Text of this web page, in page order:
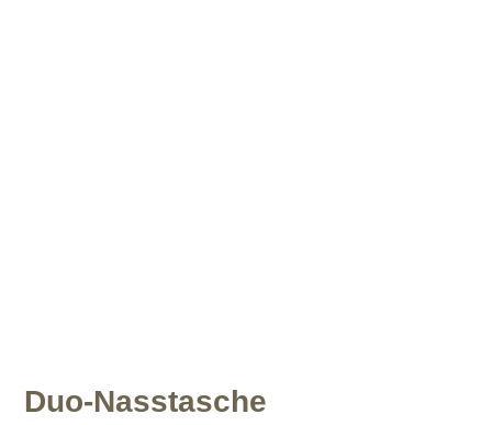
Duo-Nasstasche